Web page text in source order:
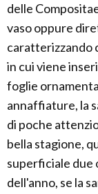
delle
vaso oppure
caratterizzando
in cui viene
foglie
annaffiature, la
di poche
bella stagione,
superficiale due
dell'anno, se la